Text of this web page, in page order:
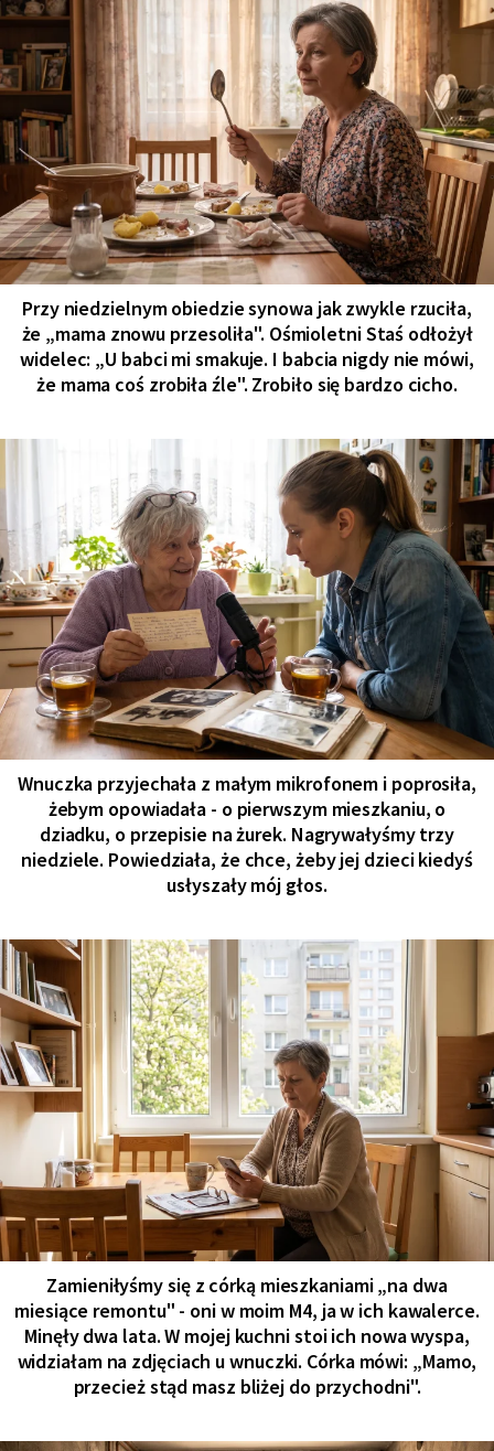
Przy niedzielnym obiedzie synowa jak zwykle rzuciła,
że „mama znowu przesoliła". Ośmioletni Staś odłożył
widelec: „U babci mi smakuje. I babcia nigdy nie mówi,
że mama coś zrobiła źle". Zrobiło się bardzo cicho.
Wnuczka przyjechała z małym mikrofonem i poprosiła,
żebym opowiadała - o pierwszym mieszkaniu, o
dziadku, o przepisie na żurek. Nagrywałyśmy trzy
niedziele. Powiedziała, że chce, żeby jej dzieci kiedyś
usłyszały mój głos.
Zamieniłyśmy się z córką mieszkaniami „na dwa
miesiące remontu" - oni w moim M4, ja w ich kawalerce.
Minęły dwa lata. W mojej kuchni stoi ich nowa wyspa,
widziałam na zdjęciach u wnuczki. Córka mówi: „Mamo,
przecież stąd masz bliżej do przychodni".